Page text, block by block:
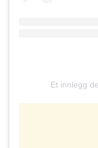
Et innlegg